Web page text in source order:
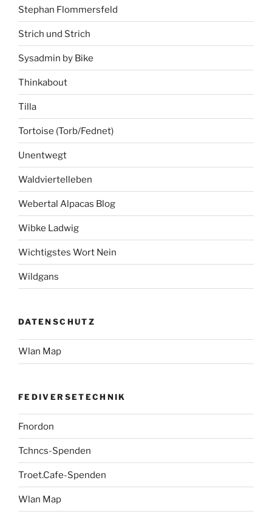
Stephan Flommersfeld
Strich und Strich
Sysadmin by Bike
Thinkabout
Tilla
Tortoise (Torb/Fednet)
Unentwegt
Waldviertelleben
Webertal Alpacas Blog
Wibke Ladwig
Wichtigstes Wort Nein
Wildgans
DATENSCHUTZ
Wlan Map
FEDIVERSETECHNIK
Fnordon
Tchncs-Spenden
Troet.Cafe-Spenden
Wlan Map